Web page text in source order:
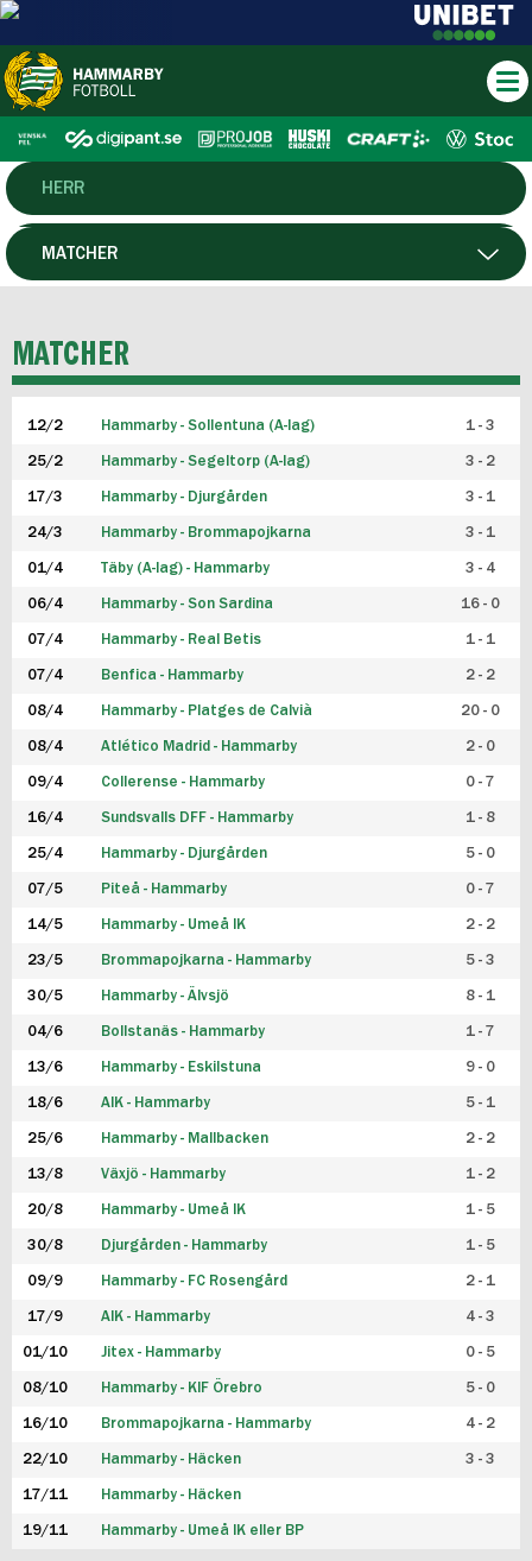
HERR
DAM
P19
F19
FUTSAL HERR
FUTSAL DAM
MATCHER
MATCHER
12/2 Hammarby - Sollentuna (A-lag) 1 - 3
25/2 Hammarby - Segeltorp (A-lag) 3 - 2
17/3 Hammarby - Djurgården 3 - 1
24/3 Hammarby - Brommapojkarna 3 - 1
01/4 Täby (A-lag) - Hammarby 3 - 4
06/4 Hammarby - Son Sardina 16 - 0
07/4 Hammarby - Real Betis 1 - 1
07/4 Benfica - Hammarby 2 - 2
08/4 Hammarby - Platges de Calvià 20 - 0
08/4 Atlético Madrid - Hammarby 2 - 0
09/4 Collerense - Hammarby 0 - 7
16/4 Sundsvalls DFF - Hammarby 1 - 8
25/4 Hammarby - Djurgården 5 - 0
07/5 Piteå - Hammarby 0 - 7
14/5 Hammarby - Umeå IK 2 - 2
23/5 Brommapojkarna - Hammarby 5 - 3
30/5 Hammarby - Älvsjö 8 - 1
04/6 Bollstanäs - Hammarby 1 - 7
13/6 Hammarby - Eskilstuna 9 - 0
18/6 AIK - Hammarby 5 - 1
25/6 Hammarby - Mallbacken 2 - 2
13/8 Växjö - Hammarby 1 - 2
20/8 Hammarby - Umeå IK 1 - 5
30/8 Djurgården - Hammarby 1 - 5
09/9 Hammarby - FC Rosengård 2 - 1
17/9 AIK - Hammarby 4 - 3
01/10 Jitex - Hammarby 0 - 5
08/10 Hammarby - KIF Örebro 5 - 0
16/10 Brommapojkarna - Hammarby 4 - 2
22/10 Hammarby - Häcken 3 - 3
17/11 Hammarby - Häcken
19/11 Hammarby - Umeå IK eller BP